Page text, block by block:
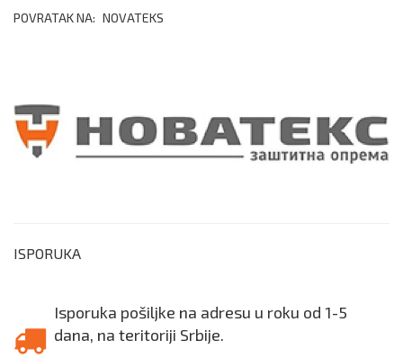
POVRATAK NA: NOVATEKS
ISPORUKA
Isporuka pošiljke na adresu u roku od 1-5
dana, na teritoriji Srbije.